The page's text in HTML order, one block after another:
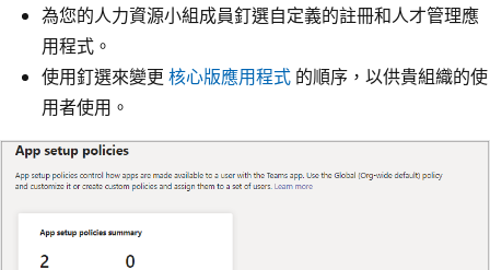
為您的人力資源小組成員釘選自定義的註冊和人才管理應
用程式。
使用釘選來變更 核心版應用程式 的順序，以供貴組織的使
用者使用。